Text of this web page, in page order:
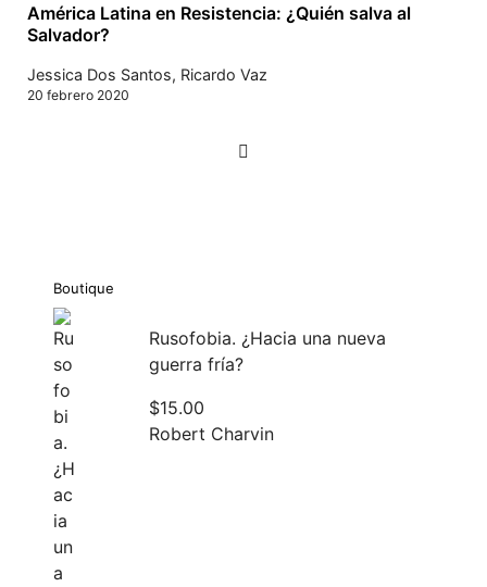
América Latina en Resistencia: ¿Quién salva al
Salvador?
Jessica Dos Santos, Ricardo Vaz
20 febrero 2020
Boutique
Rusofobia. ¿Hacia una nueva
guerra fría?
$15.00
Robert Charvin